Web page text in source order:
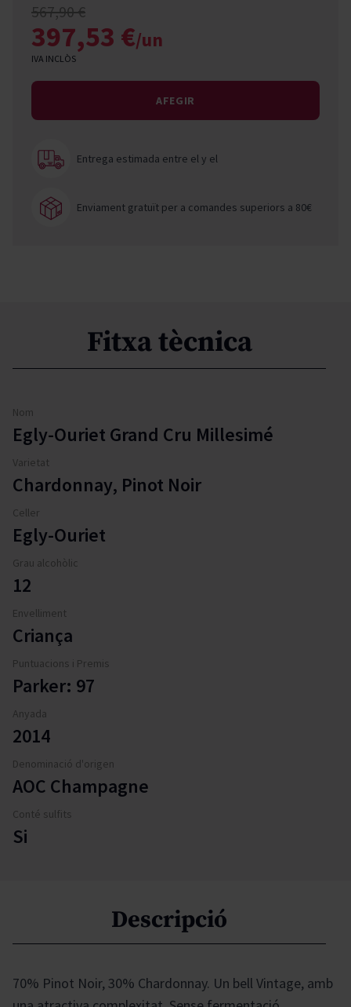
567,90 €
397,53 €/un
IVA INCLÒS
AFEGIR
Entrega estimada entre ely el
Enviament gratuït per a comandes superiors a 80€
Fitxa tècnica
Nom
Egly-Ouriet Grand Cru Millesimé
Varietat
Chardonnay, Pinot Noir
Celler
Egly-Ouriet
Grau alcohòlic
12
Envelliment
Criança
Puntuacions i Premis
Parker: 97
Anyada
2014
Denominació d'origen
AOC Champagne
Conté sulfits
Si
Descripció
70% Pinot Noir, 30% Chardonnay. Un bell Vintage, amb